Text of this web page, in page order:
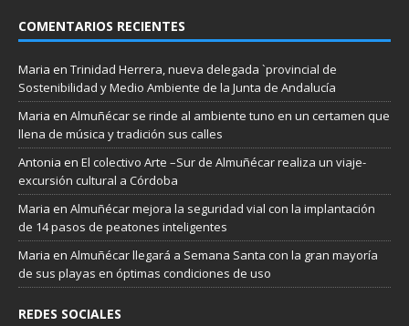
COMENTARIOS RECIENTES
Maria en Trinidad Herrera, nueva delegada `provincial de
Sostenibilidad y Medio Ambiente de la Junta de Andalucía
Maria en Almuñécar se rinde al ambiente tuno en un certamen que
llena de música y tradición sus calles
Antonia en El colectivo Arte –Sur de Almuñécar realiza un viaje-
excursión cultural a Córdoba
Maria en Almuñécar mejora la seguridad vial con la implantación
de 14 pasos de peatones inteligentes
Maria en Almuñécar llegará a Semana Santa con la gran mayoría
de sus playas en óptimas condiciones de uso
REDES SOCIALES